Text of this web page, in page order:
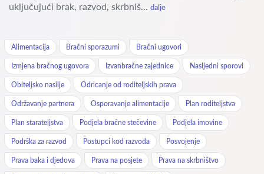
uključujući brak, razvod, skrbniš... dalje
Alimentacija Bračni sporazumi Bračni ugovori
Izmjena bračnog ugovora Izvanbračne zajednice Nasljedni sporovi
Obiteljsko nasilje Odricanje od roditeljskih prava
Održavanje partnera Osporavanje alimentacije Plan roditeljstva
Plan starateljstva Podjela bračne stečevine Podjela imovine
Podrška za razvod Postupci kod razvoda Posvojenje
Prava baka i djedova Prava na posjete Prava na skrbništvo